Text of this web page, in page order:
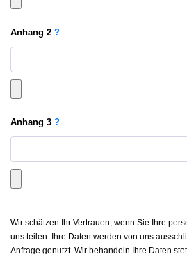
Anhang 2 ?
Anhang 3 ?
Wir schätzen Ihr Vertrauen, wenn Sie Ihre
uns teilen. Ihre Daten werden von uns
Anfrage genutzt. Wir behandeln Ihre Daten